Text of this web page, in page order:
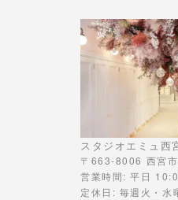
スタジオエミュ西
〒663-8006 西宮
営業時間: 平日
定休日: 毎週火・水